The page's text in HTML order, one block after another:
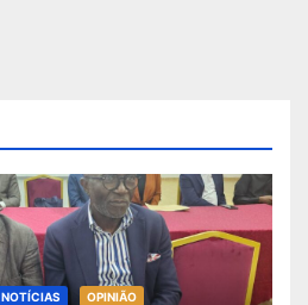
NOTÍCIAS OPINIÃO